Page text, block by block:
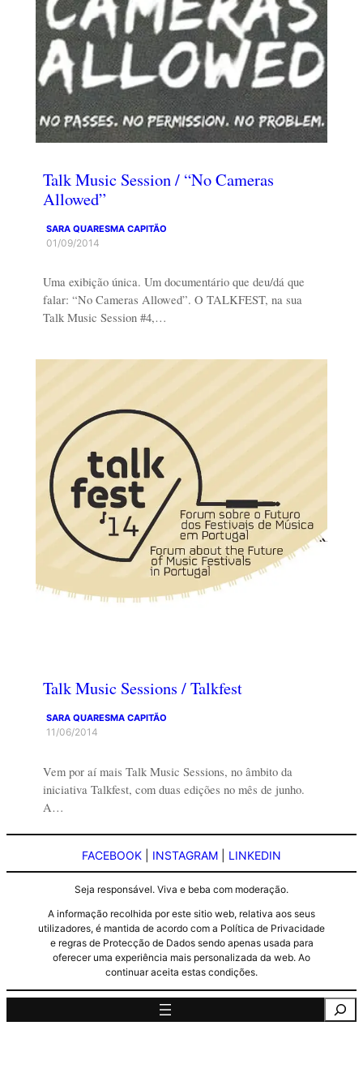
Talk Music Session / “No Cameras
Allowed”
SARA QUARESMA CAPITÃO
01/09/2014
Uma exibição única. Um documentário que deu/dá que
falar: “No Cameras Allowed”. O TALKFEST, na sua
Talk Music Session #4,…
Talk Music Sessions / Talkfest
SARA QUARESMA CAPITÃO
11/06/2014
Vem por aí mais Talk Music Sessions, no âmbito da
iniciativa Talkfest, com duas edições no mês de junho.
A…
FACEBOOK INSTAGRAM LINKEDIN
Seja responsável. Viva e beba com moderação.
A informação recolhida por este sitio web, relativa aos seus
utilizadores, é mantida de acordo com a Política de Privacidade
e regras de Protecção de Dados sendo apenas usada para
oferecer uma experiência mais personalizada da web. Ao
continuar aceita estas condições.